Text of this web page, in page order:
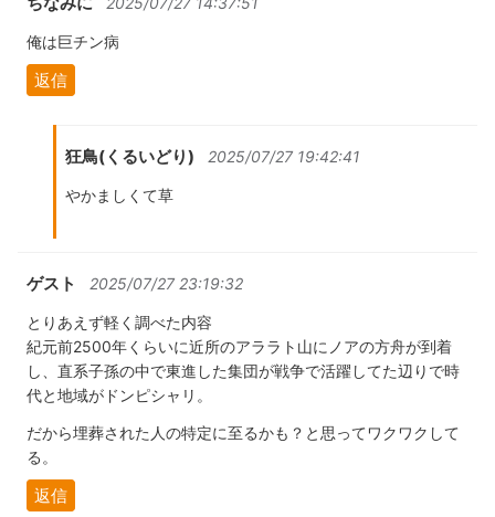
俺は巨チン病
返信
狂鳥(くるいどり) 2025/07/27 19:42:41
やかましくて草
ゲスト 2025/07/27 23:19:32
とりあえず軽く調べた内容
紀元前2500年くらいに近所のアララト山にノアの方舟が到着
し、直系子孫の中で東進した集団が戦争で活躍してた辺りで時
代と地域がドンピシャリ。
だから埋葬された人の特定に至るかも？と思ってワクワクして
る。
返信